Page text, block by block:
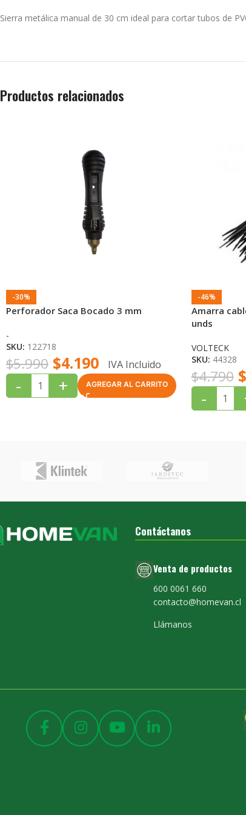
Sierra metálica manual de 30 cm ideal para cortar tubos de
Productos relacionados
-30%
Perforador Saca Bocado 3 mm
-
SKU: 122718
$5.990 $4.190 IVA Incluido
- + AGREGAR AL CARRITO
-46%
Amarra
unds
VOLTECK
SKU: 44328
$4.790 $
-
Contáctanos
Venta de productos
600 0061 660
contacto@homevan.cl
Llámanos